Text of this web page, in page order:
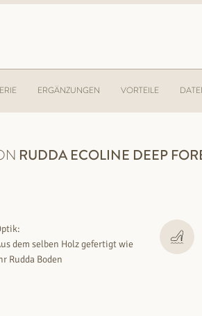
ERGÄNZUNGEN VORTEILE
RUDDA ECOLINE DEEP
dem selben Holz gefertigt wie
Rudda Boden